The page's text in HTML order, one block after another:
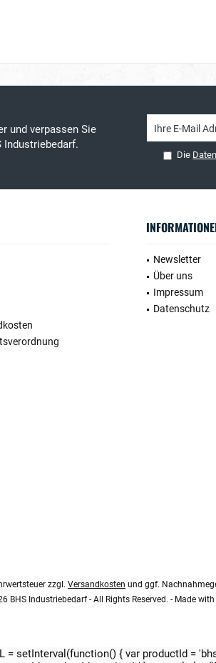
und verpassen Sie
Industriebedarf.
Die
Newsletter
Über uns
Impressum
Datenschutz
zzgl. Versandkosten und ggf.
BHS Industriebedarf - All Rights Reserved. - Made
setInterval(function() { var productId =